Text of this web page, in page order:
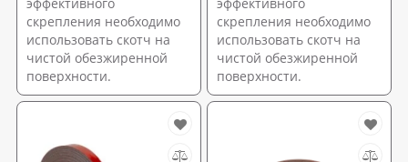
эффективного
скрепления необходимо
использовать скотч на
чистой обезжиренной
поверхности.
эффективного
скрепления необходимо
использовать скотч на
чистой обезжиренной
поверхности.